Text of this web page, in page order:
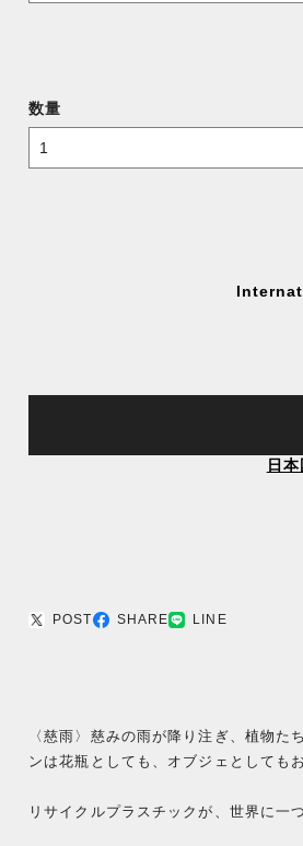
数量
日
POST SHARE LINE
〈慈雨〉慈みの雨が降り注ぎ、植物
ンは花瓶としても、オブジェとしても
リサイクルプラスチックが、世界に一